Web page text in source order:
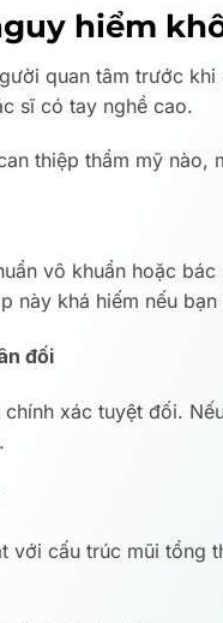
hiểm
quan tâm trước
sĩ có tay nghề cao.
thiệp thẩm mỹ nào,
vô khuẩn hoặc
này khá hiếm nếu
đối
xác tuyệt đối.
với cấu trúc mũi tổng